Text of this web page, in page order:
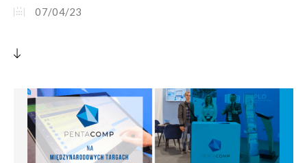
07/04/23